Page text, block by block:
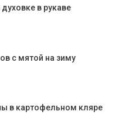
в рукаве
с мятой на зиму
в картофельном кляре